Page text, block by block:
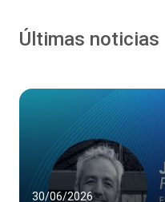
Últimas noticias
30/06/2026